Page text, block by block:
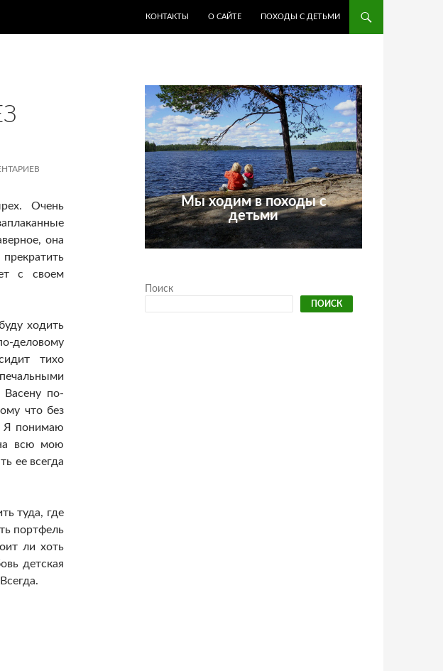
КОНТАКТЫ О САЙТЕ ПОХОДЫ С ДЕТЬМИ
Очень
она
с своем
ходить
деловому
тихо
по-
что без
Я понимаю
всю мою
ее всегда
туда, где
портфель
ли хоть
детская
Мы ходим в походы с
детьми
Поиск
ПОИСК